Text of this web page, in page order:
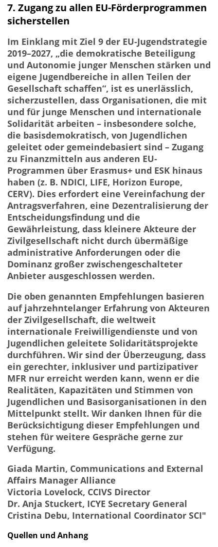
7. Zugang zu allen EU-Förderprogrammen
sicherstellen
Im Einklang mit Ziel 9 der EU-Jugendstrategie
2019–2027, „die demokratische Beteiligung
und Autonomie junger Menschen stärken und
eigene Jugendbereiche in allen Teilen der
Gesellschaft schaffen“, ist es unerlässlich,
sicherzustellen, dass Organisationen, die mit
und für junge Menschen und internationale
Solidarität arbeiten – insbesondere solche,
die basisdemokratisch, von Jugendlichen
geleitet oder gemeindebasiert sind – Zugang
zu Finanzmitteln aus anderen EU-
Programmen über Erasmus+ und ESK hinaus
haben (z. B. NDICI, LIFE, Horizon Europe,
CERV). Dies erfordert eine Vereinfachung der
Antragsverfahren, eine Dezentralisierung der
Entscheidungsfindung und die
Gewährleistung, dass kleinere Akteure der
Zivilgesellschaft nicht durch übermäßige
administrative Anforderungen oder die
Dominanz großer zwischengeschalteter
Anbieter ausgeschlossen werden.
Die oben genannten Empfehlungen basieren
auf jahrzehntelanger Erfahrung von Akteuren
der Zivilgesellschaft, die weltweit
internationale Freiwilligendienste und von
Jugendlichen geleitete Solidaritätsprojekte
durchführen. Wir sind der Überzeugung, dass
ein gerechter, inklusiver und partizipativer
MFR nur erreicht werden kann, wenn er die
Realitäten, Kapazitäten und Stimmen von
Jugendlichen und Basisorganisationen in den
Mittelpunkt stellt. Wir danken Ihnen für die
Berücksichtigung dieser Empfehlungen und
stehen für weitere Gespräche gerne zur
Verfügung.
Giada Martin, Communications and External
Affairs Manager Alliance
Victoria Lovelock, CCIVS Director
Dr. Anja Stuckert, ICYE Secretary General
Cristina Debu, International Coordinator SCI"
Quellen und Anhang